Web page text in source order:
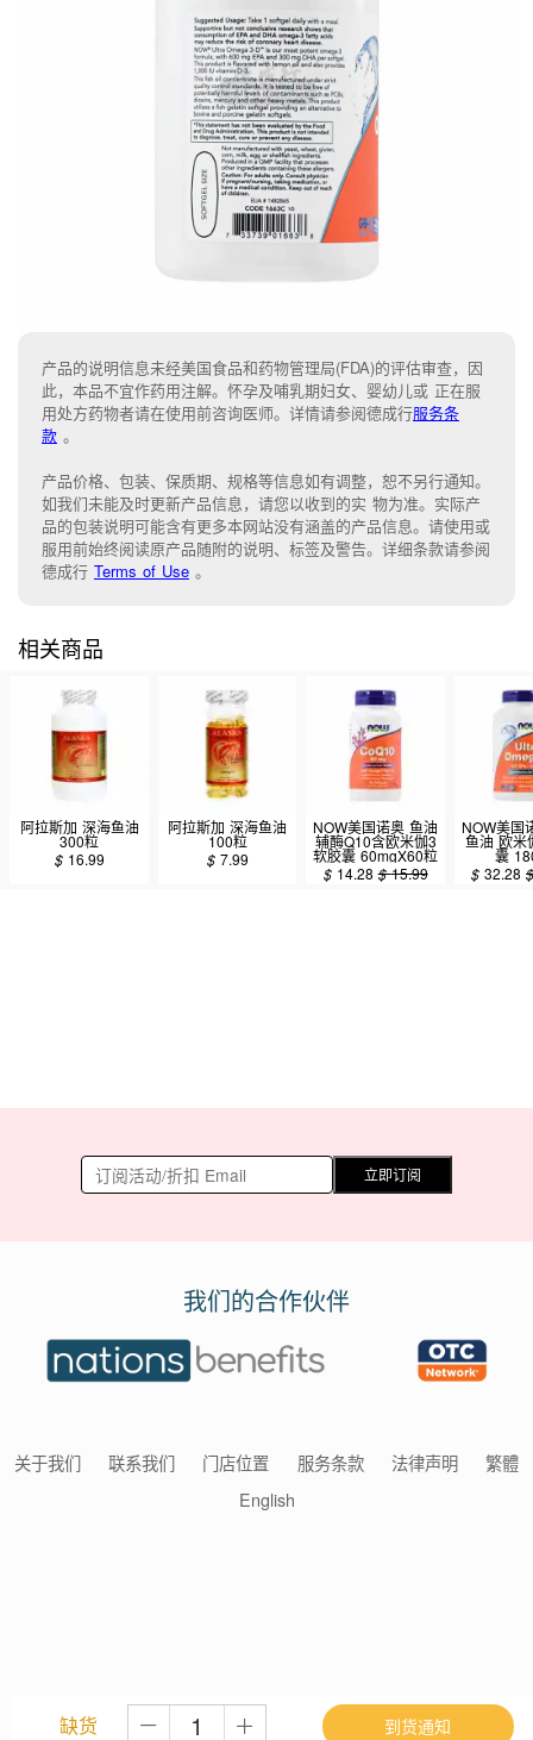
缺货 到货通知
产品的说明信息未经美国食品和药物管理局(FDA)的评估审查，因
此，本品不宜作药用注解。怀孕及哺乳期妇女、婴幼儿或 正在服
用处方药物者请在使用前咨询医师。详情请参阅德成行服务条
款 。
产品价格、包装、保质期、规格等信息如有调整，恕不另行通知。
如我们未能及时更新产品信息， 请您以收到的实 物为准。 实际产
品的包装说明可能含有更多本网站没有涵盖的产品信息。请使用或
服用前始终阅读原产品随附的说明、 标签及警告。 详细条款请参阅
德成行 Terms of Use 。
相关商品
阿拉斯加 深海鱼油
300粒
$ 16.99
阿拉斯加 深海鱼油
100粒
$ 7.99
NOW美国诺奥 鱼油
辅酶Q10含欧米伽3
软胶囊 60mgX60粒
$ 14.28 $15.99
NOW美国
鱼油 欧米
囊
$32.28
立即订阅
我们的合作伙伴
关于我们 联系我们 门店位置 服务条款 法律声明
繁體
English